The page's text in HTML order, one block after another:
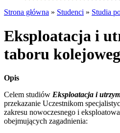
Strona główna » Studenci » Studia
Eksploatacja i
taboru
Opis
Celem studiów Eksploatacja i
przekazanie Uczestnikom
zakresu nowoczesnego i
obejmujących zagadnienia: